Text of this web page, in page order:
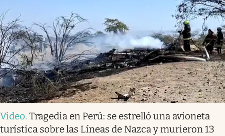
Video. Tragedia en Perú: se estrelló una avioneta
turística sobre las Líneas de Nazca y murieron 13